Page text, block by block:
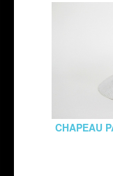
CHAPEAU